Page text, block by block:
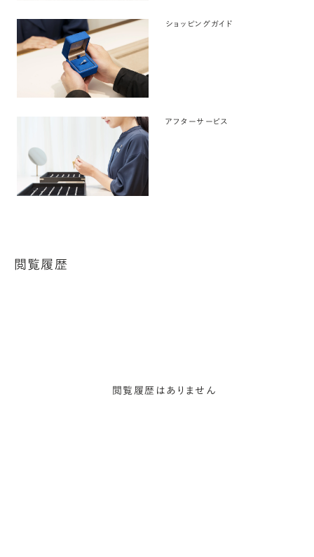
ショッピングガイド
アフターサービス
閲覧履歴
閲覧履歴はありません